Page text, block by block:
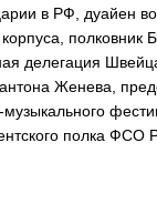
в РФ, дуайен
полковник
делегация
Женева,
полка ФСО